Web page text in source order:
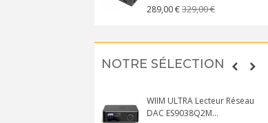
289,00 €329,00 €
NOTRE SÉLECTION
WIIM ULTRA Lecteur Réseau
DAC ES9038Q2M...